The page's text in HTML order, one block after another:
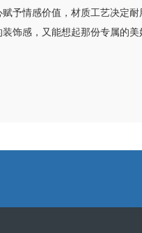
予情感价值，材质工艺决定
感，又能想起那份专属的美